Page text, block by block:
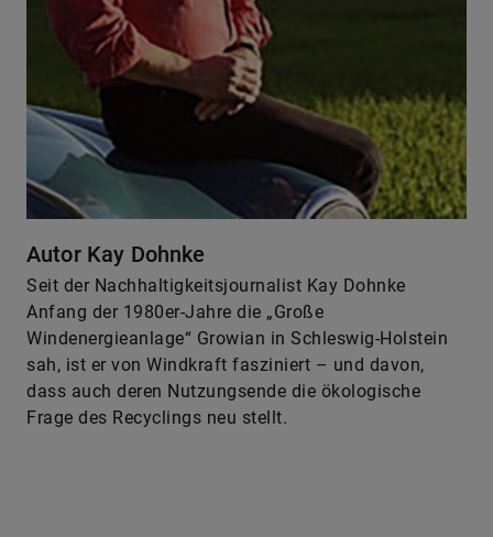
Autor Kay Dohnke
Seit der Nachhaltigkeitsjournalist Kay Dohnke
Anfang der 1980er-Jahre die „­Große
Windenergieanlage“ Growian in Schleswig-Holstein
sah, ist er von Windkraft fasziniert – und davon,
dass auch deren Nutzungsende die ökologische
Frage des Recyclings neu stellt.